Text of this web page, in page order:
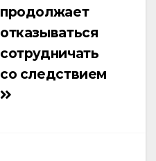
продолжает
отказываться
сотрудничать
со следствием